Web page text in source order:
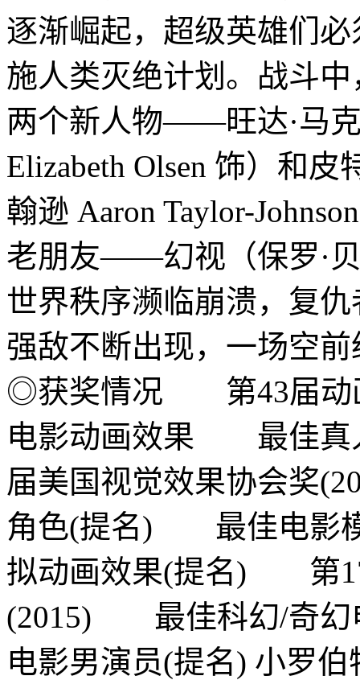
逐渐崛起，超级英雄们
施人类灭绝计划。战斗
两个新人物——旺达·马
Elizabeth Olsen 饰）和
翰逊 Aaron Taylor-
老朋友——幻视（保罗·
世界秩序濒临崩溃，复
强敌不断出现，一场空
◎获奖情况 第43届动
电影动画效果 最佳真
届美国视觉效果协会奖
角色(提名) 最佳电影
拟动画效果(提名) 第
(2015) 最佳科幻/奇
电影男演员(提名) 小罗